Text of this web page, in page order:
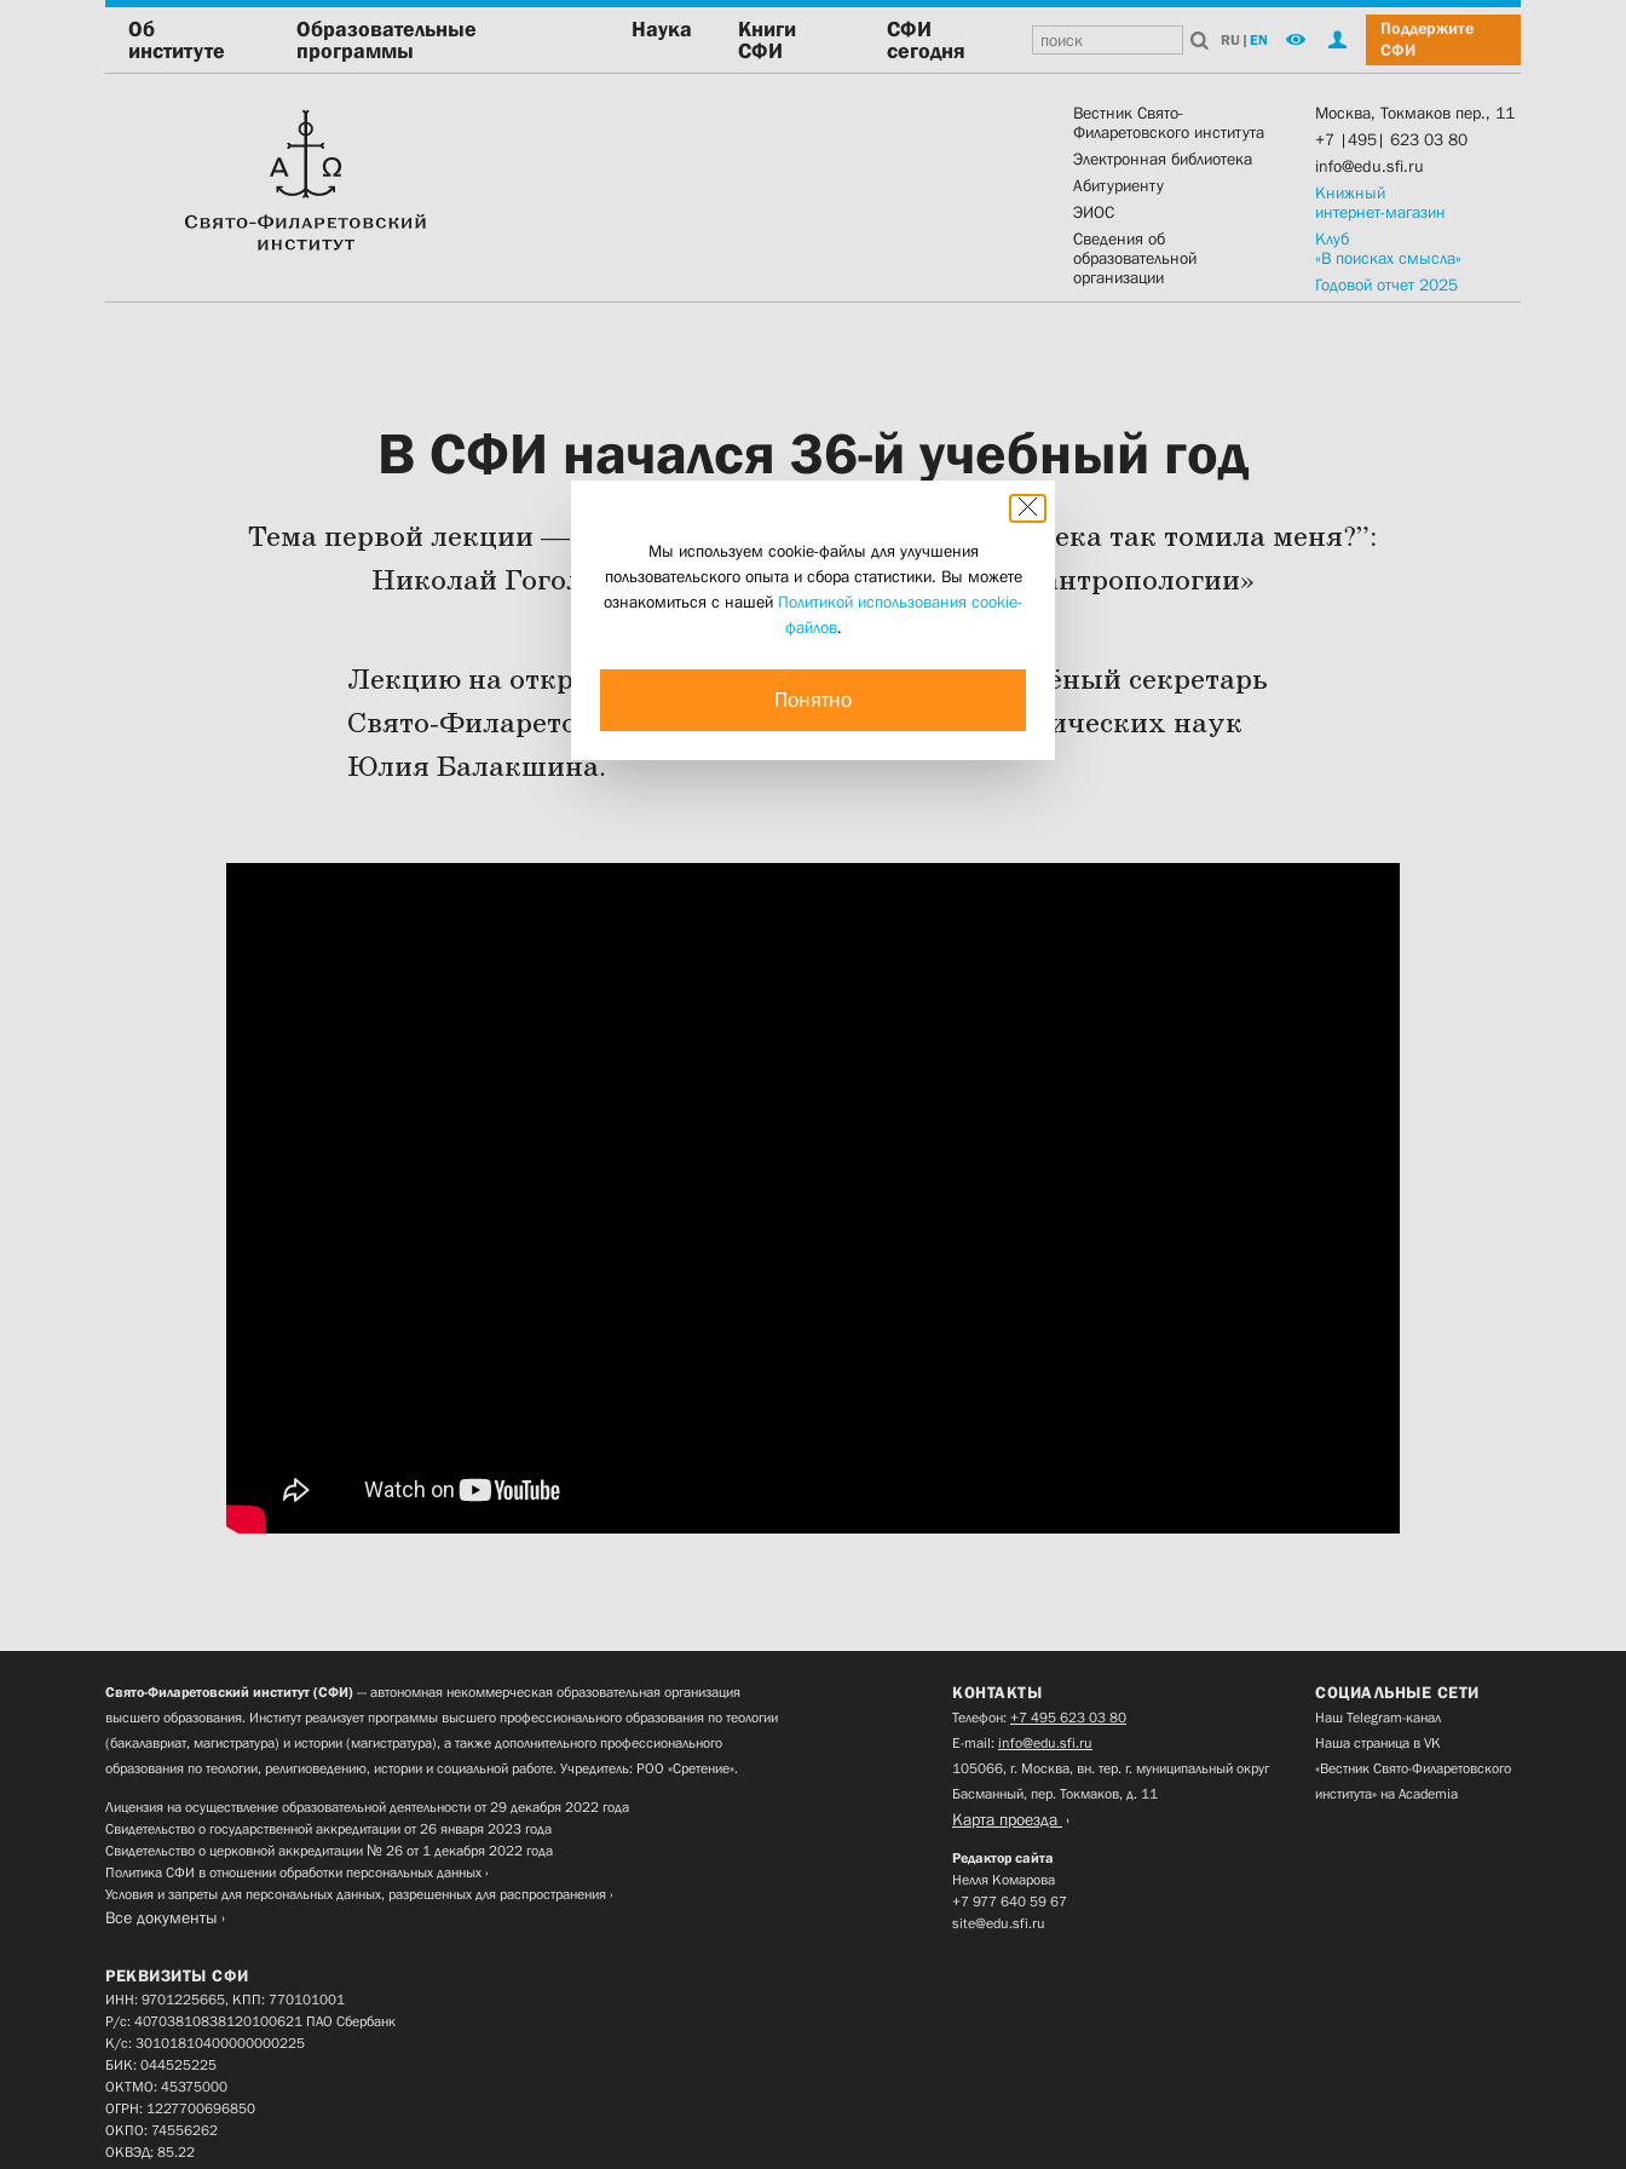
Об
институте
Образовательные
программы
Наука
Книги
СФИ
СФИ
сегодня
RU | EN
Поддержите
СФИ
Вестник Свято-
Филаретовского института
Электронная библиотека
Абитуриенту
ЭИОС
Сведения об
образовательной
организации
Москва, Токмаков пер., 11
+7 |495| 623 03 80
info@edu.sfi.ru
Книжный
интернет-магазин
Клуб
«В поисках смысла»
Годовой отчет 2025
В СФИ начался 36-й учебный год
Тема первой лекции — «“Зачем жажда знать душу человека так томила меня?”:
Николай Гоголь на пути к новой христианской антропологии»
01 сентября 2023
Лекцию на открытие учебного года прочитала учёный секретарь
Свято-Филаретовского института доктор филологических наук
Юлия Балакшина.
Мы используем cookie-файлы для улучшения
пользовательского опыта и сбора статистики. Вы можете
ознакомиться с нашей Политикой использования cookie-
файлов.
Понятно
Свято-Филаретовский институт (СФИ) — автономная некоммерческая образовательная организация
высшего образования. Институт реализует программы высшего профессионального образования по теологии
(бакалавриат, магистратура) и истории (магистратура), а также дополнительного профессионального
образования по теологии, религиоведению, истории и социальной работе. Учредитель: РОО «Сретение».
Лицензия на осуществление образовательной деятельности от 29 декабря 2022 года
Свидетельство о государственной аккредитации от 26 января 2023 года
Свидетельство о церковной аккредитации № 26 от 1 декабря 2022 года
Политика СФИ в отношении обработки персональных данных
Условия и запреты для персональных данных, разрешенных для распространения
Все документы
КОНТАКТЫ
Телефон: +7 495 623 03 80
E-mail: info@edu.sfi.ru
105066, г. Москва, вн. тер. г. муниципальный округ
Басманный, пер. Токмаков, д. 11
Карта проезда
Редактор сайта
Нелля Комарова
+7 977 640 59 67
site@edu.sfi.ru
СОЦИАЛЬНЫЕ СЕТИ
Наш Telegram-канал
Наша страница в VK
«Вестник Свято-Филаретовского
института» на Academia
РЕКВИЗИТЫ СФИ
ИНН: 9701225665, КПП: 770101001
Р/с: 40703810838120100621 ПАО Сбербанк
К/с: 30101810400000000225
БИК: 044525225
ОКТМО: 45375000
ОГРН: 1227700696850
ОКПО: 74556262
ОКВЭД: 85.22